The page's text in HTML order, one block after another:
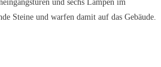
und sechs Lampen im
Steine und warfen damit auf das Gebäude.